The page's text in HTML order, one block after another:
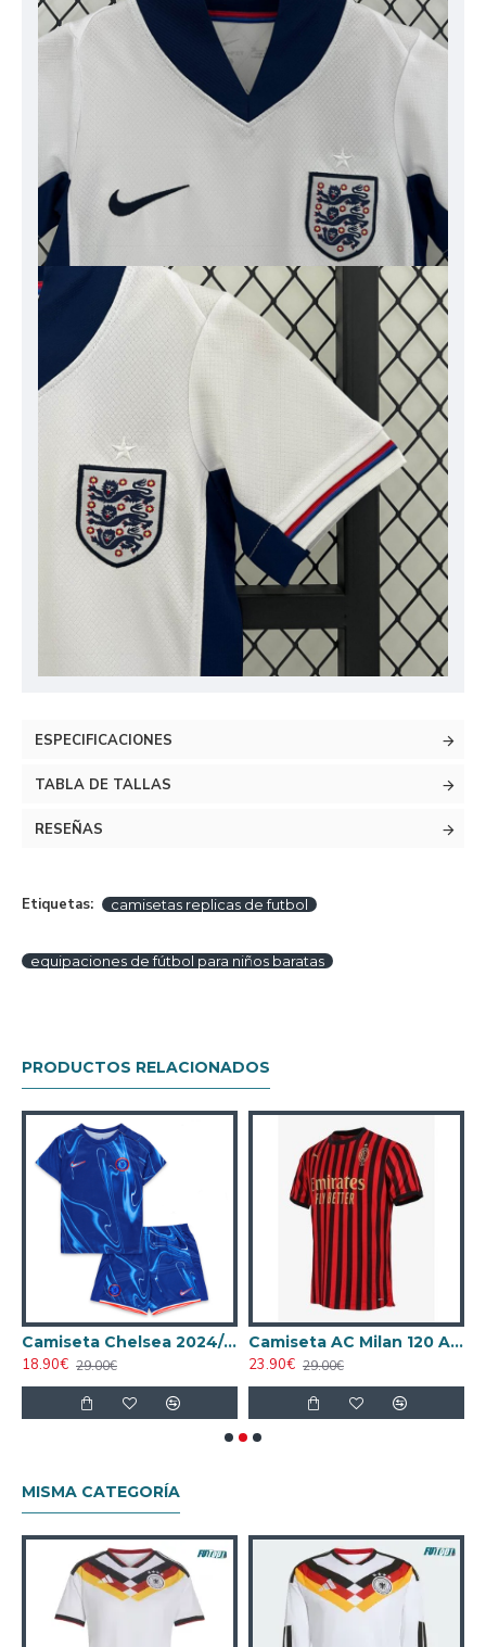
ESPECIFICACIONES
TABLA DE TALLAS
RESEÑAS
Etiquetas: camisetas replicas de futbol
equipaciones de fútbol para niños baratas
PRODUCTOS RELACIONADOS
Camiseta Chelsea 2024/2025 Local Niño Kit
18.90€ 29.00€
Camiseta AC Milan 120 Aniversario Edición 2019 Retro
23.90€ 29.00€
MISMA CATEGORÍA